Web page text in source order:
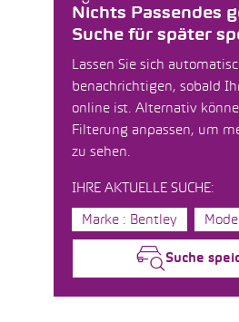
Nichts Passendes
Suche für später
Lassen Sie sich
benachrichtigen, sobald
online ist. Alternativ
Filterung anpassen, um
zu sehen.
IHRE AKTUELLE SUCHE:
Marke : Bentley
Suche